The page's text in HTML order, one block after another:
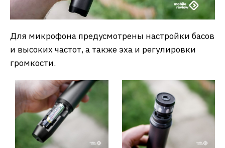
Для микрофона предусмотрены настройки басов
и высоких частот, а также эха и регулировки
громкости.